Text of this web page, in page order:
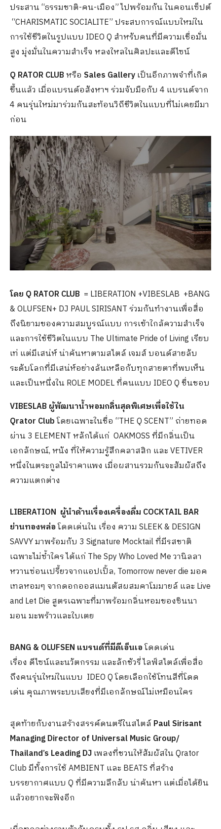
ประสาน “ธรรมชาติ-คน-เมือง” ไปพร้อมกัน ในคอนเซ็ปต์
“CHARISMATIC SOCIALITE” ประสบการณ์แบบใหม่ใน
การใช้ชีวิตในรูปแบบ IDEO Q สำหรับคนที่มีความเชื่อมั่น
สูง มุ่งมั่นในความสำเร็จ หลงใหลในศิลปะและดีไซน์
Q RATOR CLUBหรือ Sales Galleryเป็นอีกภาพจำที่เกิด
ขึ้นแล้ว เมื่อแบรนด์อสังหาฯ ร่วมจับมือกับ 4 แบรนด์จาก
4 คนรุ่นใหม่มาร่วมกันสะท้อนวิถีชีวิตในแบบที่ไม่เคยมีมา
ก่อน
โดย Q RATOR CLUB = LIBERATION +VIBESLAB +BANG
& OLUFSEN+ DJ PAUL SIRISANT ร่วมกันทำงานเพื่อสื่อ
ถึงนิยามของความสมบูรณ์แบบ การเข้าใกล้ความสำเร็จ
และการใช้ชีวิตในแบบ The Ultimate Pride of Living เรียบ
เท่ แต่มีเสน่ห์ น่าค้นหาตามสไตล์ เจมส์ บอนด์​สายลับ
ระดับโลกที่มีเสน่ห์อย่างล้นเหลือกับทุกสายตาที่พบเห็น
และเป็นหนึ่งใน ROLE MODEL ที่คนแบบ IDEO Q ชื่นชอบ
VIBESLAB ผู้พัฒนาน้ำหอมกลิ่นสุดพิเศษเพื่อใช้ใน
Qrator Clubโดยเฉพาะในชื่อ “THE Q SCENT” ถ่ายทอด
ผ่าน 3 ELEMENT หลักได้แก่ OAKMOSS ที่มีกลิ่นเป็น
เอกลักษณ์, หนัง ที่ให้ความรู้สึกคลาสสิก และ VETIVER
หนึ่งในตระกูลไม้ราคาแพง เมื่อผสานรวมกันจะสัมผัสถึง
ความแตกต่าง
LIBERATION ผู้นำด้านเรื่องเครื่องดื่ม COCKTAIL BAR
ย่านทองหล่อโดดเด่นใน เรื่อง ความ SLEEK & DESIGN
SAVVY มาพร้อมกับ 3 Signature Mocktail ที่มีรสชาติ
เฉพาะไม่ซ้ำใคร ได้แก่ The Spy Who Loved Me วานิลลา
หวานซ่อนเปรี้ยวจากแอปเปิ้ล, Tomorrow never die มอค
เทลหอมๆ จากดอกออสแมนตัสผสมคาโมมายล์ และ Live
and Let Die สูตรเฉพาะที่มาพร้อมกลิ่นหอมของซินนา
มอน มะพร้าวและใบเตย
BANG & OLUFSEN แบรนด์ที่มีดีเอ็นเอโดดเด่น
เรื่อง ดีไซน์และนวัตกรรม และลักชัวรี่ ไลฟ์สไตล์​เพื่อสื่อ
ถึงคนรุ่นใหม่ในแบบ IDEO Q โดยเลือกใช้โทนสีที่โดด
เด่น คุณภาพระบบเสียงที่มีเอกลักษณ์ไม่เหมือนใคร
สุดท้ายกับงานสร้างสรรค์ดนตรีในสไตล์Paul Sirisant
Managing Director of Universal Music Group/
Thailand’s Leading DJเพลงที่ชวนให้สัมผัสใน Qrator
Club มีทั้งการใช้ AMBIENT และ BEATS ที่สร้าง
บรรยากาศแบบ Q ที่มีความลึกลับ น่าค้นหา แต่เมื่อได้ยิน
แล้วอยากจะฟังอีก